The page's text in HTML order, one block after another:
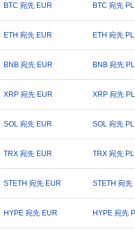
BTC 宛先 EUR BTC 宛先
ETH 宛先 EUR ETH 宛先
BNB 宛先 EUR BNB 宛先
XRP 宛先 EUR XRP 宛先
SOL 宛先 EUR SOL 宛先
TRX 宛先 EUR TRX 宛先
STETH 宛先 EUR STETH 宛先
HYPE 宛先 EUR HYPE 宛先